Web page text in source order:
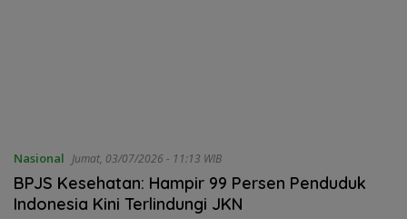
Nasional Jumat, 03/07/2026 - 11:13 WIB
BPJS Kesehatan: Hampir 99 Persen Penduduk
Indonesia Kini Terlindungi JKN